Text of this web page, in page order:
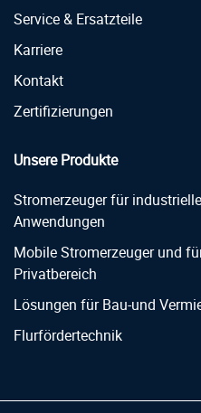
Service & Ersatzteile
Karriere
Kontakt
Zertifizierungen
Unsere Produkte
Stromerzeuger für
Anwendungen
Mobile Stromerzeuger und
Privatbereich
Lösungen für Bau-und
Flurfördertechnik